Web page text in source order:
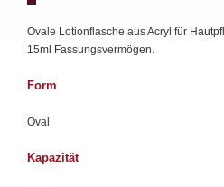
Ovale Lotionflasche aus Acryl für
15ml Fassungsvermögen.
Form
Oval
Kapazität